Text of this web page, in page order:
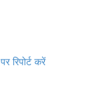
रिपोर्ट करें